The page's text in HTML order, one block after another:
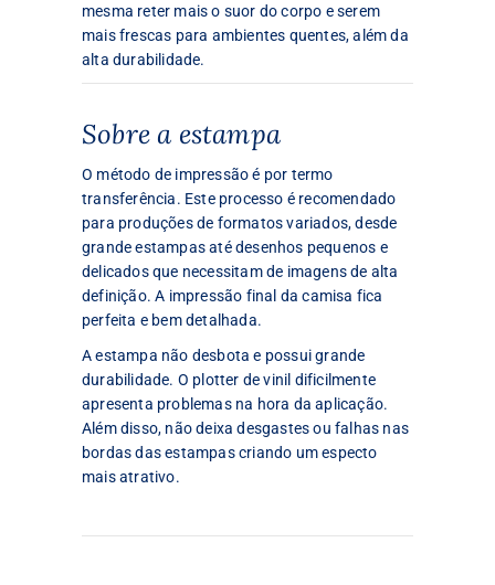
mesma reter mais o suor do corpo e serem
mais frescas para ambientes quentes, além da
alta durabilidade.
Sobre a estampa
O método de impressão é por termo
transferência. Este processo é recomendado
para produções de formatos variados, desde
grande estampas até desenhos pequenos e
delicados que necessitam de imagens de alta
definição. A impressão final da camisa fica
perfeita e bem detalhada.
A estampa não desbota e possui grande
durabilidade. O plotter de vinil dificilmente
apresenta problemas na hora da aplicação.
Além disso, não deixa desgastes ou falhas nas
bordas das estampas criando um especto
mais atrativo.